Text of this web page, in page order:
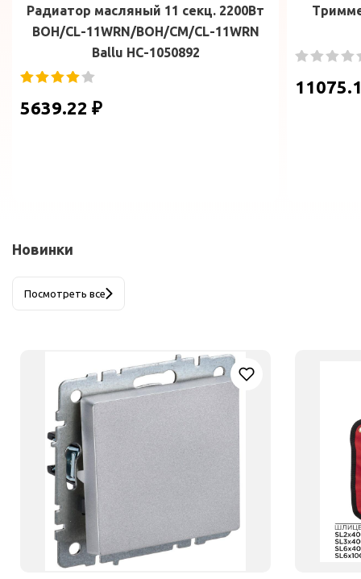
Радиатор масляный 11 секц. 2200Вт
BOH/CL-11WRN/BOH/CM/CL-11WRN
Ballu НС-1050892
5639.22 ₽
Новинки
Посмотреть все